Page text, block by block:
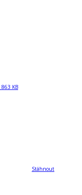
863 KB
Stáhnout